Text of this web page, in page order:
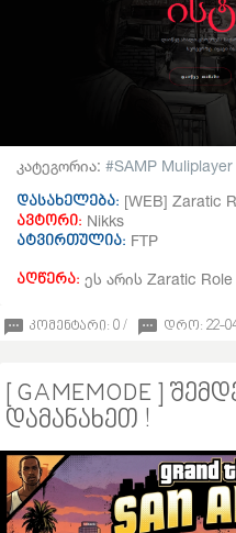
კატეგორია: SAMP Muliplayer
დასახელება: [WEB] Zaratic
ავტორი: Nikks
ატვირთულია: FTP
აღწერა: ეს არის Zaratic Role
კომენტარი: 0 / დრო: 22-
[ GAMEMODE ]
დამანახეთ !